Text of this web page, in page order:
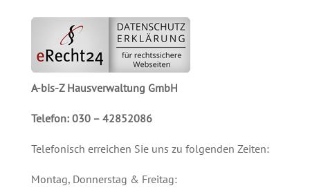
A-bis-Z Hausverwaltung GmbH
Telefon: 030 – 42852086
Telefonisch erreichen Sie uns zu folgenden Zeiten:
Montag, Donnerstag & Freitag: